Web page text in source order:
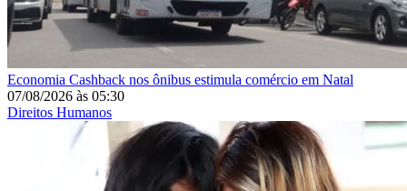
Economia Cashback nos ônibus estimula comércio em Natal
07/08/2026 às 05:30
Direitos Humanos